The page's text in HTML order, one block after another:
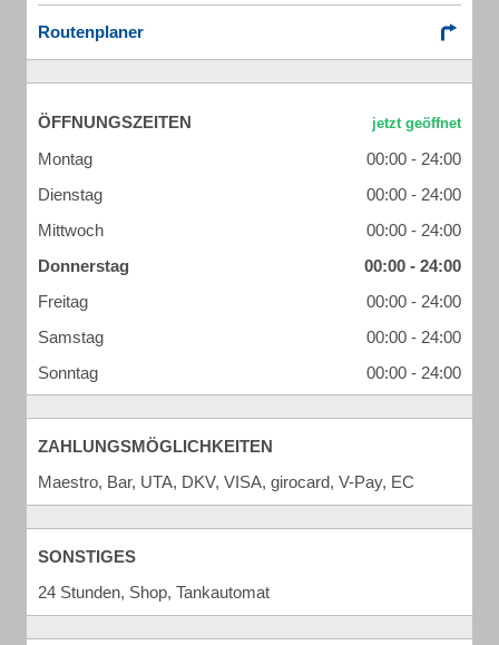
Routenplaner
ÖFFNUNGSZEITEN
Montag
00:00 - 24:00
Dienstag
00:00 - 24:00
Mittwoch
00:00 - 24:00
Donnerstag
00:00 - 24:00
Freitag
00:00 - 24:00
Samstag
00:00 - 24:00
Sonntag
00:00 - 24:00
ZAHLUNGSMÖGLICHKEITEN
Maestro, Bar, UTA, DKV, VISA, girocard, V-Pay, EC
SONSTIGES
24 Stunden, Shop, Tankautomat